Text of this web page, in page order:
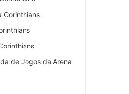
Corinthians
de Jogos da Arena